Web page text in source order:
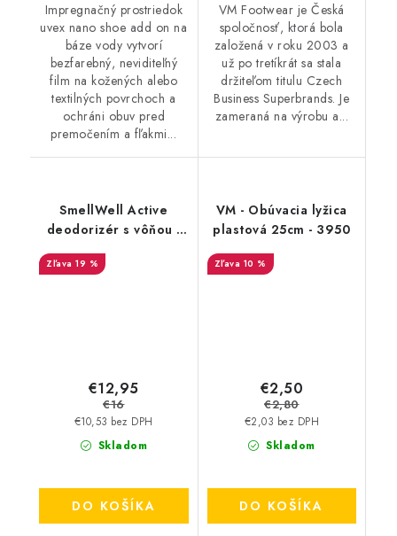
Impregnačný prostriedok
uvex nano shoe add on na
báze vody vytvorí
bezfarebný, neviditeľný
film na kožených alebo
textilných povrchoch a
ochráni obuv pred
premočením a fľakmi...
VM Footwear je Česká
spoločnosť, ktorá bola
založená v roku 2003 a
už po tretíkrát sa stala
držiteľom titulu Czech
Business Superbrands. Je
zameraná na výrobu a...
SmellWell Active
deodorizér s vôňou -
Geometric Orange
19 %
Skladom
€10,53 bez DPH
€12,95
€16
DO KOŠÍKA
VM - Obúvacia lyžica
plastová 25cm - 3950
10 %
Skladom
€2,03 bez DPH
€2,50
€2,80
DO KOŠÍKA